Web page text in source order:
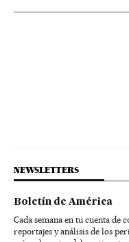
NEWSLETTERS
Boletín de América
Cada semana en tu cuenta de
reportajes y análisis de los